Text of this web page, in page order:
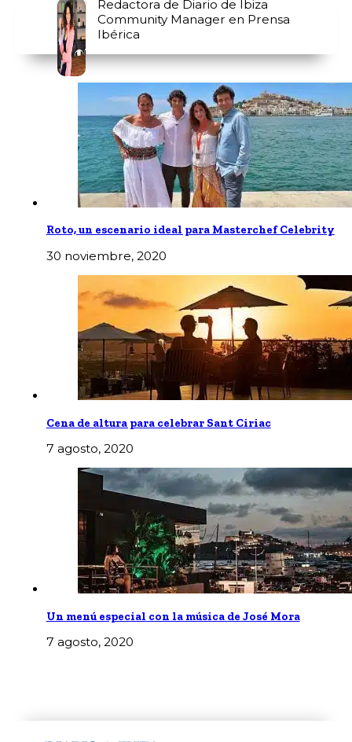
Redactora de Diario de Ibiza
Community Manager en Prensa
Ibérica
Roto, un escenario ideal para Masterchef Celebrity
30 noviembre, 2020
Cena de altura para celebrar Sant Ciriac
7 agosto, 2020
Un menú especial con la música de José Mora
7 agosto, 2020